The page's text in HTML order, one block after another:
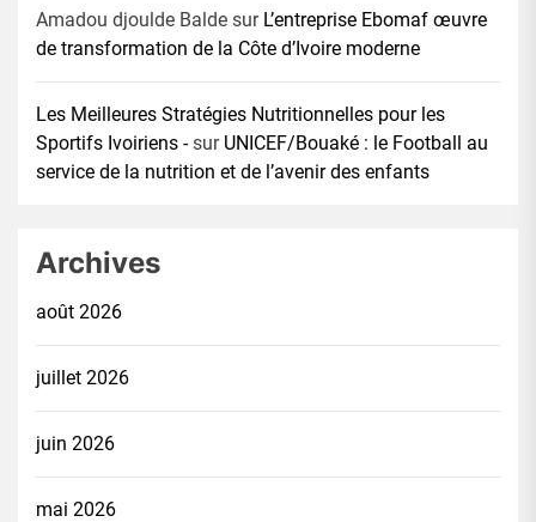
Amadou djoulde Balde sur L’entreprise Ebomaf œuvre
de transformation de la Côte d’Ivoire moderne
Les Meilleures Stratégies Nutritionnelles pour les
Sportifs Ivoiriens -sur UNICEF/Bouaké : le Football au
service de la nutrition et de l’avenir des enfants
Archives
août 2026
juillet 2026
juin 2026
mai 2026